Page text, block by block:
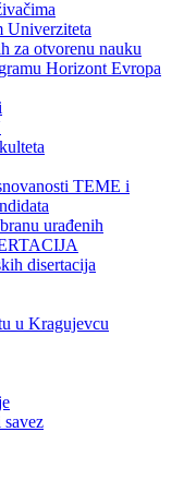
Univerziteta
za otvorenu nauku
Horizont Evropa
TEME i
urađenih
disertacija
u Kragujevcu